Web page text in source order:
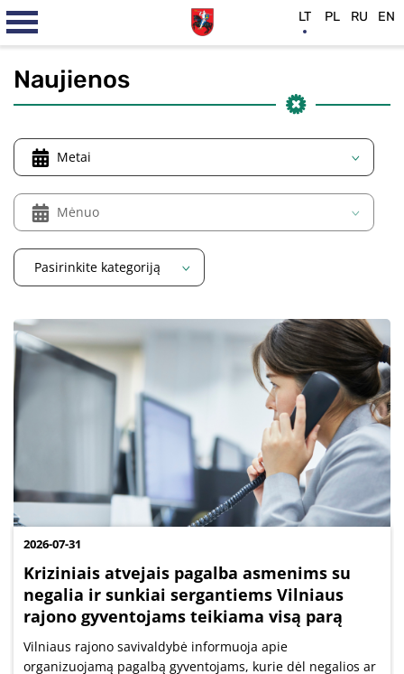
Naujienos
Metai
Mėnuo
Pasirinkite kategoriją
2026-07-31
Kriziniais atvejais pagalba asmenims su
negalia ir sunkiai sergantiems Vilniaus
rajono gyventojams teikiama visą parą
Vilniaus rajono savivaldybė informuoja apie
organizuojamą pagalbą gyventojams, kurie dėl negalios ar
LT PL RU EN